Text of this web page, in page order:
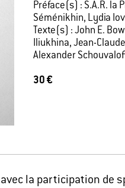
Préface(s) : S.A.R. la
Séménikhin, Lydia
Texte(s) : John E.
Iliukhina, Jean-
Alexander
30 €
la participation de